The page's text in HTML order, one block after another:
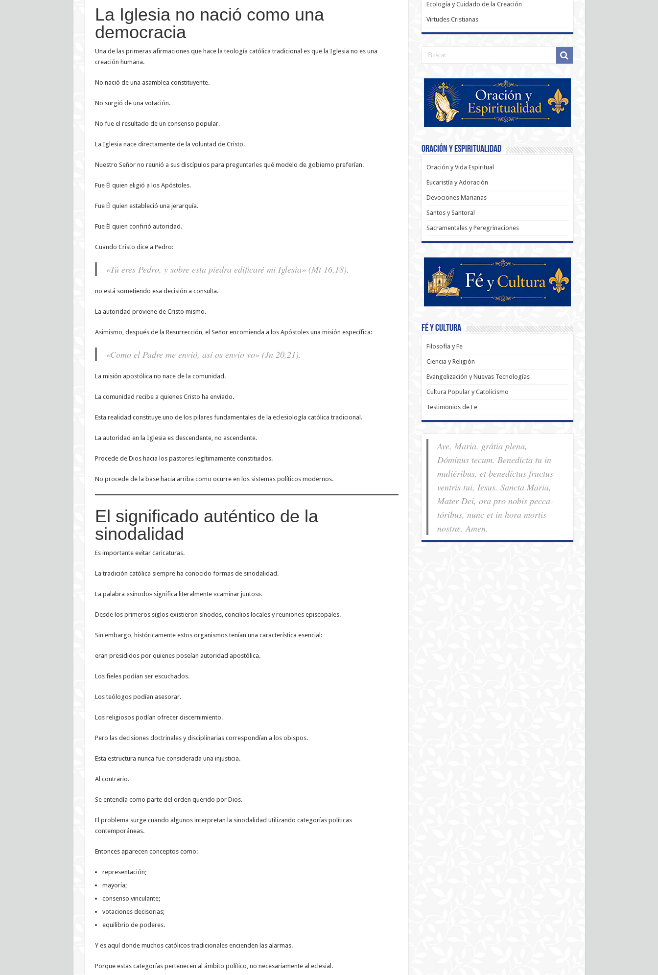
La Iglesia no nació como una
democracia
Una de las primeras afirmaciones que hace la teología católica tradicional es que la Iglesia no es una
creación humana.
No nació de una asamblea constituyente.
No surgió de una votación.
No fue el resultado de un consenso popular.
La Iglesia nace directamente de la voluntad de Cristo.
Nuestro Señor no reunió a sus discípulos para preguntarles qué modelo de gobierno preferían.
Fue Él quien eligió a los Apóstoles.
Fue Él quien estableció una jerarquía.
Fue Él quien confirió autoridad.
Cuando Cristo dice a Pedro:
«Tú eres Pedro, y sobre esta piedra edificaré mi Iglesia» (Mt 16,18),
no está sometiendo esa decisión a consulta.
La autoridad proviene de Cristo mismo.
Asimismo, después de la Resurrección, el Señor encomienda a los Apóstoles una misión específica:
«Como el Padre me envió, así os envío yo» (Jn 20,21).
La misión apostólica no nace de la comunidad.
La comunidad recibe a quienes Cristo ha enviado.
Esta realidad constituye uno de los pilares fundamentales de la eclesiología católica tradicional.
La autoridad en la Iglesia es descendente, no ascendente.
Procede de Dios hacia los pastores legítimamente constituidos.
No procede de la base hacia arriba como ocurre en los sistemas políticos modernos.
El significado auténtico de la
sinodalidad
Es importante evitar caricaturas.
La tradición católica siempre ha conocido formas de sinodalidad.
La palabra «sínodo» significa literalmente «caminar juntos».
Desde los primeros siglos existieron sínodos, concilios locales y reuniones episcopales.
Sin embargo, históricamente estos organismos tenían una característica esencial:
eran presididos por quienes poseían autoridad apostólica.
Los fieles podían ser escuchados.
Los teólogos podían asesorar.
Los religiosos podían ofrecer discernimiento.
Pero las decisiones doctrinales y disciplinarias correspondían a los obispos.
Esta estructura nunca fue considerada una injusticia.
Al contrario.
Se entendía como parte del orden querido por Dios.
El problema surge cuando algunos interpretan la sinodalidad utilizando categorías políticas
contemporáneas.
Entonces aparecen conceptos como:
representación;
mayoría;
consenso vinculante;
votaciones decisorias;
equilibrio de poderes.
Y es aquí donde muchos católicos tradicionales encienden las alarmas.
Porque estas categorías pertenecen al ámbito político, no necesariamente al eclesial.
Ecología y Cuidado de la Creación
Virtudes Cristianas
Oración y Espiritualidad
Oración y Vida Espiritual
Eucaristía y Adoración
Devociones Marianas
Santos y Santoral
Sacramentales y Peregrinaciones
Fé y Cultura
Filosofía y Fe
Ciencia y Religión
Evangelización y Nuevas Tecnologías
Cultura Popular y Catolicismo
Testimonios de Fe
Ave, Maria, grátia plena,
Dóminus tecum. Benedícta tu in
muliéribus, et benedíctus fructus
ventris tui, Iesus. Sancta Maria,
Mater Dei, ora pro nobis pec­ca­
tóribus, nunc et in hora mortis
nostræ. Amen.